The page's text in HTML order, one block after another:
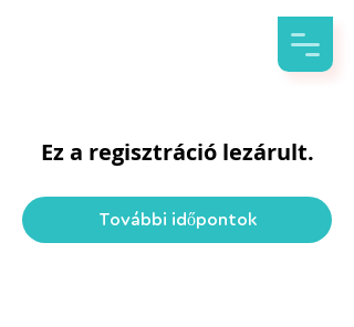
Ez a regisztráció lezárult.
További időpontok